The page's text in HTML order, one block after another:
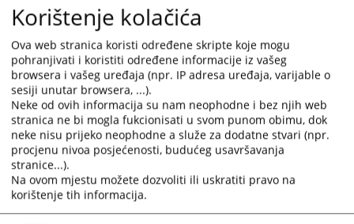
Uvjerenja i potvrde
Ovjere i prepisi
Uvjerenja iz registra privrednih subjekata
Prijem pošte
Razgledanje spisa
Žalbe na sudske odluke
Medijacija
Nadležnost suda
Registar privrednih subjekata
Pisarnica
Sudska policija
Akti suda
Statistika suda
Izvještaji o radu suda
Protok predmeta
Statistika registra privrednih subjekata
Historijat
Osnivanje suda
Uposlenici suda
Predsjednik suda
Sudije suda
Dodatne sudije
Stručni saradnici
Službenici i namještenici
Korištenje kolačića
Ova web stranica koristi određene skripte koje mogu
pohranjivati i koristiti određene informacije iz vašeg
browsera i vašeg uređaja (npr. IP adresa uređaja, varijable o
sesiji unutar browsera, ...).
Neke od ovih informacija su nam neophodne i bez njih web
stranica ne bi mogla fukcionisati u svom punom obimu, dok
neke nisu prijeko neophodne a služe za dodatne stvari (npr.
procjenu nivoa posjećenosti, budućeg usavršavanja
stranice...).
Na ovom mjestu možete dozvoliti ili uskratiti pravo na
korištenje tih informacija.